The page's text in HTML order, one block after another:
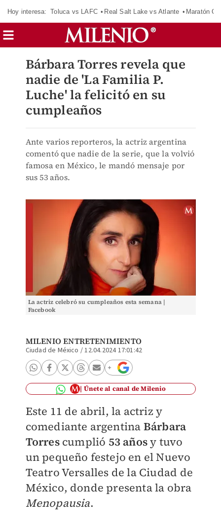
Hoy interesa: Toluca vs LAFC Real Salt Lake vs Atlante Maratón
Bárbara Torres revela que
nadie de 'La Familia P.
Luche' la felicitó en su
cumpleaños
Ante varios reporteros, la actriz argentina
comentó que nadie de la serie, que la volvió
famosa en México, le mandó mensaje por
sus 53 años.
La actriz celebró su cumpleaños esta semana |
Facebook
MILENIO ENTRETENIMIENTO
Ciudad de México /12.04.2024 17:01:42
Únete al canal de Milenio
Este 11 de abril, la actriz y
comediante argentina Bárbara
Torrescumplió 53 añosy tuvo
un pequeño festejo en el Nuevo
Teatro Versalles de la Ciudad de
México, donde presenta la obra
Menopausia.